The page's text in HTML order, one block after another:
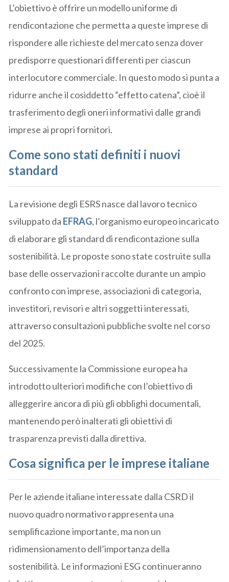
L’obiettivo è offrire un modello uniforme di
rendicontazione che permetta a queste imprese di
rispondere alle richieste del mercato senza dover
predisporre questionari differenti per ciascun
interlocutore commerciale. In questo modo si punta a
ridurre anche il cosiddetto “effetto catena”, cioè il
trasferimento degli oneri informativi dalle grandi
imprese ai propri fornitori.
Come sono stati definiti i nuovi
standard
La revisione degli ESRS nasce dal lavoro tecnico
sviluppato da EFRAG, l’organismo europeo incaricato
di elaborare gli standard di rendicontazione sulla
sostenibilità. Le proposte sono state costruite sulla
base delle osservazioni raccolte durante un ampio
confronto con imprese, associazioni di categoria,
investitori, revisori e altri soggetti interessati,
attraverso consultazioni pubbliche svolte nel corso
del 2025.
Successivamente la Commissione europea ha
introdotto ulteriori modifiche con l’obiettivo di
alleggerire ancora di più gli obblighi documentali,
mantenendo però inalterati gli obiettivi di
trasparenza previsti dalla direttiva.
Cosa significa per le imprese italiane
Per le aziende italiane interessate dalla CSRD il
nuovo quadro normativo rappresenta una
semplificazione importante, ma non un
ridimensionamento dell’importanza della
sostenibilità. Le informazioni ESG continueranno